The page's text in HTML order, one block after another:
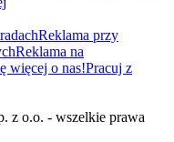
Reklama przy
Reklama na
więcej o nas!Pracuj z
z o.o. - wszelkie prawa